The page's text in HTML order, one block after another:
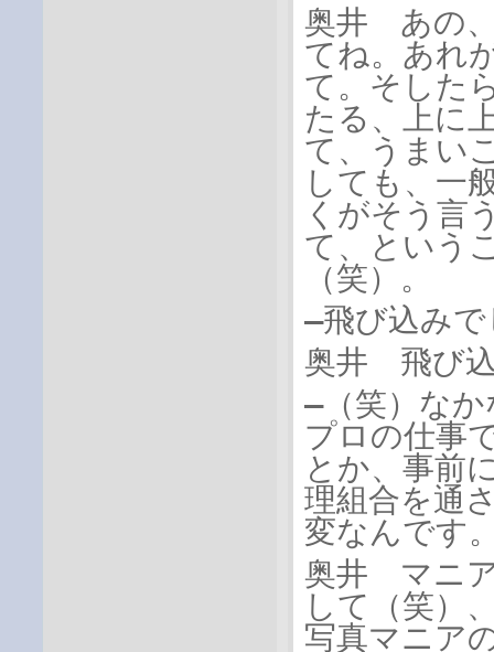
奥井 あの、
てね。あれ
て。そした
たる、上に
て、うまい
しても、一
くがそう言
て、という
（笑）。
―飛び込み
奥井 飛び
―（笑）な
プロの仕事
とか、事前
理組合を通
変なんです
奥井 マニ
して（笑）
写真マニア